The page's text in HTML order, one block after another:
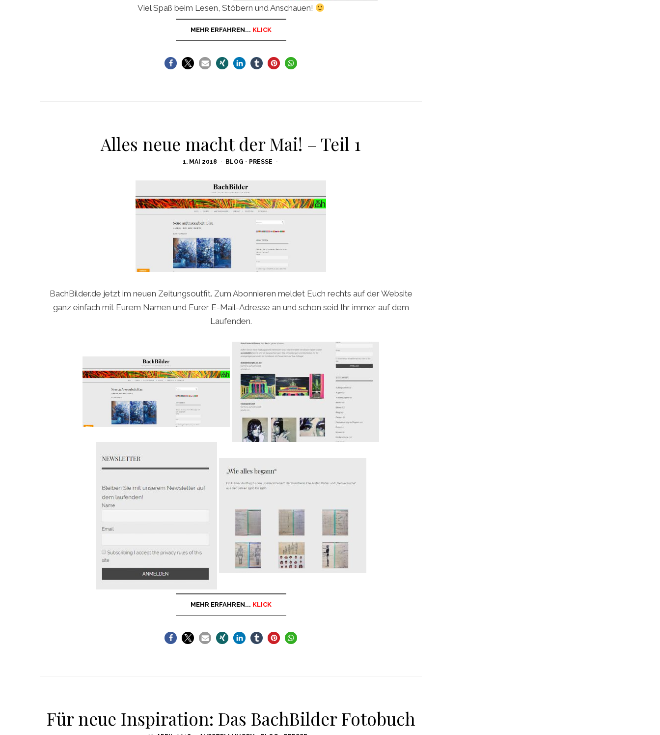
Viel Spaß beim Lesen, Stöbern und Anschauen!
MEHR ERFAHREN... KLICK
Alles neue macht der Mai! – Teil 1
POSTED
1. MAI 2018 BLOG • PRESSE
BachBilder.de jetzt im neuen Zeitungsoutfit. Zum Abonnieren meldet Euch rechts auf der Website
ganz einfach mit Eurem Namen und Eurer E-Mail-Adresse an und schon seid Ihr immer auf dem
Laufenden.
MEHR ERFAHREN... KLICK
Für neue Inspiration: Das BachBilder Fotobuch